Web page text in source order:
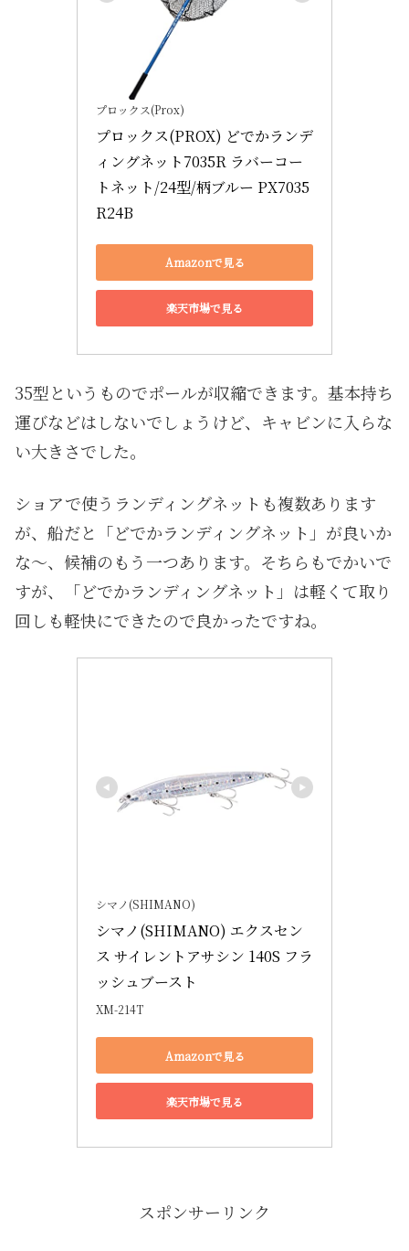
プロックス(Prox)
プロックス(PROX) どでかランデ
ィングネット7035R ラバーコー
トネット/24型/柄ブルー PX7035
R24B
Amazonで見る
楽天市場で見る
35型というものでポールが収縮できます。基本持ち
運びなどはしないでしょうけど、キャビンに入らな
い大きさでした。
ショアで使うランディングネットも複数あります
が、船だと「どでかランディングネット」が良いか
な〜、候補のもう一つあります。そちらもでかいで
すが、「どでかランディングネット」は軽くて取り
回しも軽快にできたので良かったですね。
シマノ(SHIMANO)
シマノ(SHIMANO) エクスセン
ス サイレントアサシン 140S フラ
ッシュブースト
XM-214T
Amazonで見る
楽天市場で見る
スポンサーリンク